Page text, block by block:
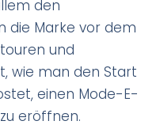
den
die Marke vor dem
und
wie man den Start
einen Mode-E-
eröffnen.